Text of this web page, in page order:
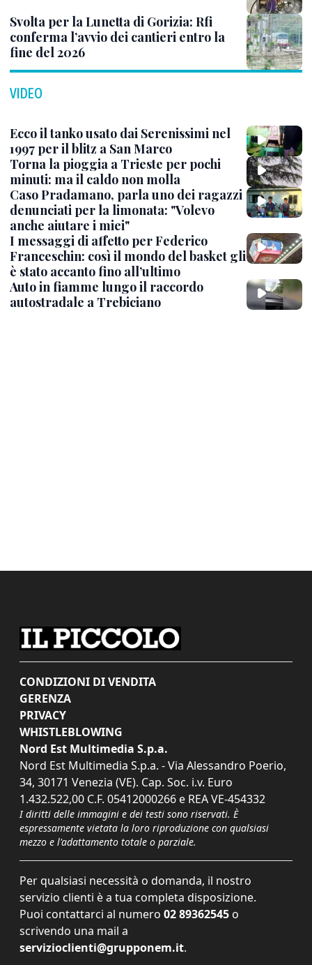
Svolta per la Lunetta di Gorizia: Rfi
conferma l’avvio dei cantieri entro la
fine del 2026
VIDEO
Ecco il tanko usato dai Serenissimi nel
1997 per il blitz a San Marco
Torna la pioggia a Trieste per pochi
minuti: ma il caldo non molla
Caso Pradamano, parla uno dei ragazzi
denunciati per la limonata: "Volevo
anche aiutare i miei"
I messaggi di affetto per Federico
Franceschin: così il mondo del basket gli
è stato accanto fino all’ultimo
Auto in fiamme lungo il raccordo
autostradale a Trebiciano
CONDIZIONI DI VENDITA
GERENZA
PRIVACY
WHISTLEBLOWING
Nord Est Multimedia S.p.a.
Nord Est Multimedia S.p.a. - Via Alessandro Poerio,
34, 30171 Venezia (VE). Cap. Soc. i.v. Euro
1.432.522,00 C.F. 05412000266 e REA VE-454332
I diritti delle immagini e dei testi sono riservati. È
espressamente vietata la loro riproduzione con qualsiasi
mezzo e l'adattamento totale o parziale.
Per qualsiasi necessità o domanda, il nostro
servizio clienti è a tua completa disposizione.
Puoi contattarci al numero 02 89362545 o
scrivendo una mail a
servizioclienti@grupponem.it.